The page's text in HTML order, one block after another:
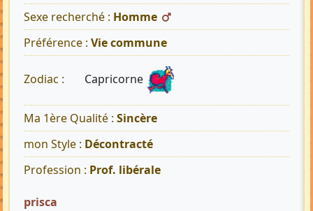
Sexe recherché : Homme
Préférence : Vie commune
Zodiac : Capricorne
Ma 1ère Qualité : Sincère
mon Style : Décontracté
Profession : Prof. libérale
prisca